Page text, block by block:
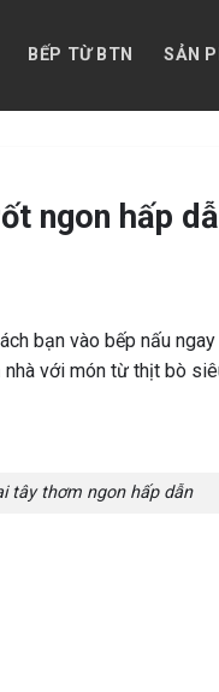
BẾP TỪ BTN SẢN
ngon hấp
bạn vào bếp nấu
với món từ thịt bò
tây thơm ngon hấp dẫn